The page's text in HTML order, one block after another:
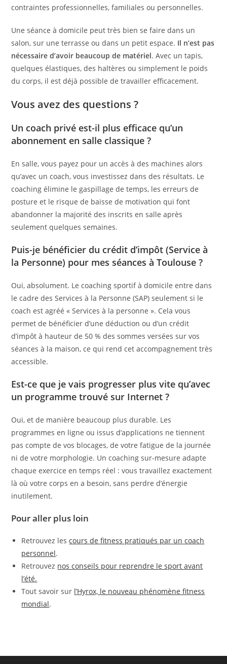
contraintes professionnelles, familiales ou personnelles.
Une séance à domicile peut très bien se faire dans un
salon, sur une terrasse ou dans un petit espace. Il n’est pas
nécessaire d’avoir beaucoup de matériel. Avec un tapis,
quelques élastiques, des haltères ou simplement le poids
du corps, il est déjà possible de travailler efficacement.
Vous avez des questions ?
Un coach privé est-il plus efficace qu’un
abonnement en salle classique ?
En salle, vous payez pour un accès à des machines alors
qu’avec un coach, vous investissez dans des résultats. Le
coaching élimine le gaspillage de temps, les erreurs de
posture et le risque de baisse de motivation qui font
abandonner la majorité des inscrits en salle après
seulement quelques semaines.
Puis-je bénéficier du crédit d’impôt (Service à
la Personne) pour mes séances à Toulouse ?
Oui, absolument. Le coaching sportif à domicile entre dans
le cadre des Services à la Personne (SAP) seulement si le
coach est agréé « Services à la personne ». Cela vous
permet de bénéficier d’une déduction ou d’un crédit
d’impôt à hauteur de 50 % des sommes versées sur vos
séances à la maison, ce qui rend cet accompagnement très
accessible.
Est-ce que je vais progresser plus vite qu’avec
un programme trouvé sur Internet ?
Oui, et de manière beaucoup plus durable. Les
programmes en ligne ou issus d’applications ne tiennent
pas compte de vos blocages, de votre fatigue de la journée
ni de votre morphologie. Un coaching sur-mesure adapte
chaque exercice en temps réel : vous travaillez exactement
là où votre corps en a besoin, sans perdre d’énergie
inutilement.
Pour aller plus loin
Retrouvez lescours de fitness pratiqués par un coach
personnel.
Retrouvez nos conseils pour reprendre le sport avant
l’été.
Tout savoir sur l’Hyrox, le nouveau phénomène fitness
mondial.